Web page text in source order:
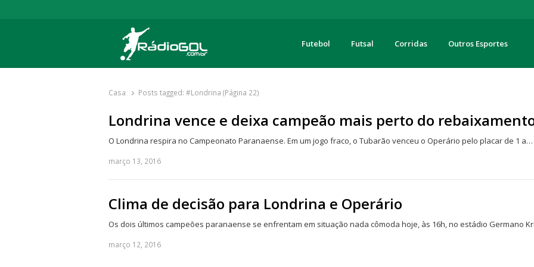
Rádio Gol
Há mais de 20 anos com as melhores coberturas
Futebol Futsal Corridas Outros Esportes
Casa Posts tagged: #Londrina (Página 22)
Londrina vence e deixa campeão mais perto do
O Londrina respira no Campeonato Paranaense. Em um jogo fraco, o Tubarão venceu o Operário pelo placar de 1 a…
março 13, 2016
Clima de decisão para Londrina e Operário
Os dois últimos campeões paranaense se enfrentam em situação nada cômoda hoje, às 16h, no estádio Germano
março 12, 2016